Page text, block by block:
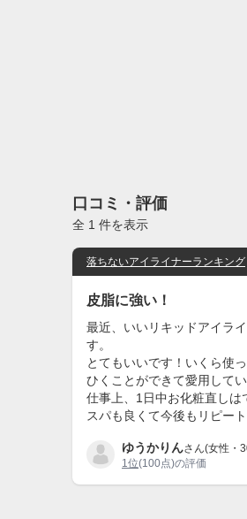
口コミ・評価
全 1 件を表示
落ちないアイライナーランキング
皮脂に強い！
最近、いいリキッドアイラ
す。
とてもいいです！いくら使
ひくことができて愛用してい
仕事上、1日中お化粧直しは
スパも良くて今後もリピート
ゆうかりんさん(女性・
1位(100点)の評価